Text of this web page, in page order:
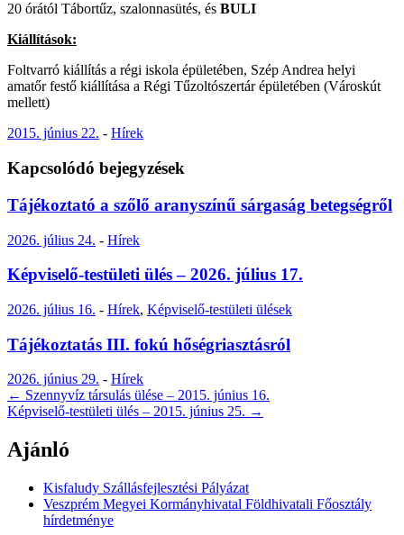
20 órától Tábortűz, szalonnasütés, és BULI
Kiállítások:
Foltvarró kiállítás a régi iskola épületében, Szép Andrea helyi
amatőr festő kiállítása a Régi Tűzoltószertár épületében (Városkút
mellett)
2015. június 22. - Hírek
Kapcsolódó bejegyzések
Tájékoztató a szőlő aranyszínű sárgaság betegségről
2026. július 24. - Hírek
Képviselő-testületi ülés – 2026. július 17.
2026. július 16. - Hírek, Képviselő-testületi ülések
Tájékoztatás III. fokú hőségriasztásról
2026. június 29. - Hírek
Post
navigation
← Szennyvíz társulás ülése – 2015. június 16.
Képviselő-testületi ülés – 2015. június 25. →
Ajánló
Kisfaludy Szállásfejlesztési Pályázat
Veszprém Megyei Kormányhivatal Földhivatali Főosztály
hírdetménye